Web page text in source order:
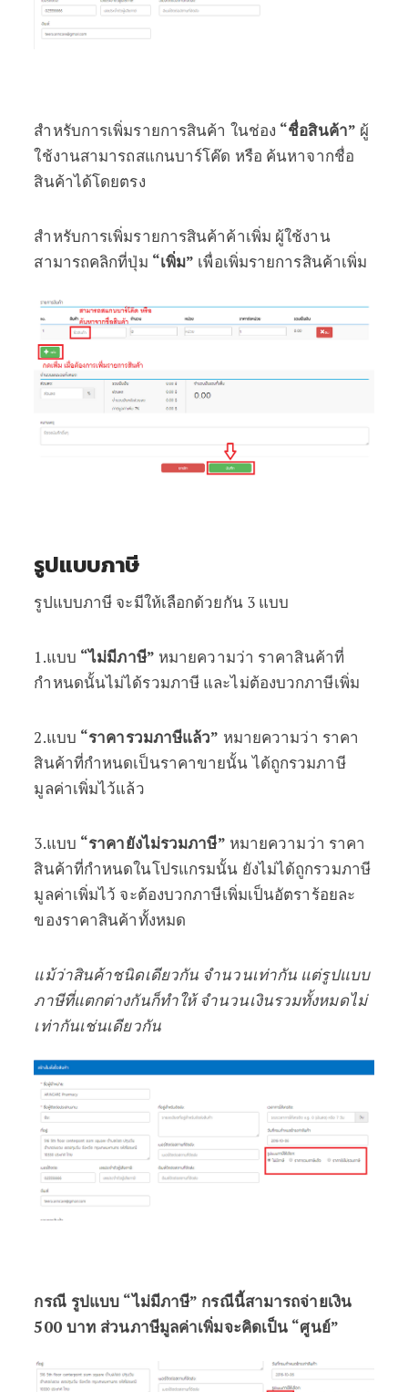
สำหรับการเพิ่มรายการสินค้า ในช่อง “ชื่อสินค้า” ผู้
ใช้งานสามารถสแกนบาร์โค๊ด หรือ ค้นหาจากชื่อ
สินค้าได้โดยตรง
สำหรับการเพิ่มรายการสินค้าค้าเพิ่ม ผู้ใช้งาน
สามารถคลิกที่ปุ่ม “เพิ่ม” เพื่อเพิ่มรายการสินค้าเพิ่ม
รูปแบบภาษี
รูปแบบภาษี จะมีให้เลือกด้วยกัน 3 แบบ
1.แบบ “ไม่มีภาษี” หมายความว่า ราคาสินค้าที่
กำหนดนั้นไม่ได้รวมภาษี และไม่ต้องบวกภาษีเพิ่ม
2.แบบ “ราคารวมภาษีแล้ว” หมายความว่า ราคา
สินค้าที่กำหนดเป็นราคาขายนั้น ได้ถูกรวมภาษี
มูลค่าเพิ่มไว้แล้ว
3.แบบ “ราคายังไม่รวมภาษี” หมายความว่า ราคา
สินค้าที่กำหนดในโปรแกรมนั้น ยังไม่ได้ถูกรวมภาษี
มูลค่าเพิ่มไว้ จะต้องบวกภาษีเพิ่มเป็นอัตราร้อยละ
ของราคาสินค้าทั้งหมด
แม้ว่าสินค้าชนิดเดียวกัน จำนวนเท่ากัน แต่รูปแบบ
ภาษีที่แตกต่างกันก็ทำให้ จำนวนเงินรวมทั้งหมดไม่
เท่ากันเช่นเดียวกัน
กรณี รูปแบบ “ไม่มีภาษี” กรณีนี้สามารถจ่ายเงิน
500 บาท ส่วนภาษีมูลค่าเพิ่มจะคิดเป็น “ศูนย์”